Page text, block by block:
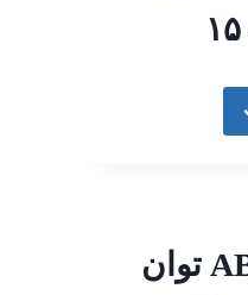
الکتروموتور ABB توان